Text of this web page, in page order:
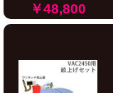
￥48,800